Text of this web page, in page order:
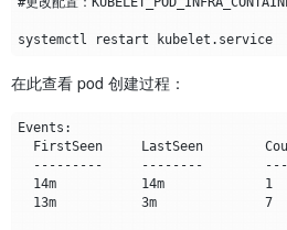
systemctl restart kubelet.service
在此查看 pod 创建过程：